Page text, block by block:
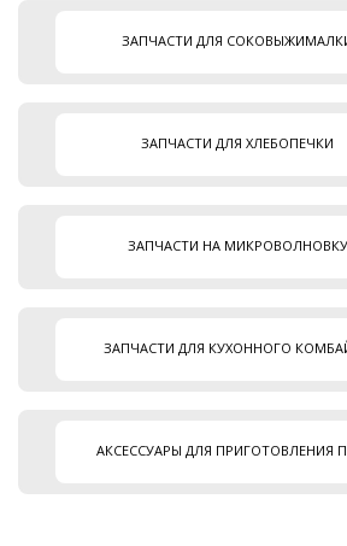
ЗАПЧАСТИ ДЛЯ
ЗАПЧАСТИ ДЛЯ ХЛЕБОПЕЧКИ
ЗАПЧАСТИ НА МИКРОВОЛНОВКУ
ЗАПЧАСТИ ДЛЯ КУХОННОГО
АКСЕССУАРЫ ДЛЯ ПРИГОТОВЛЕНИЯ